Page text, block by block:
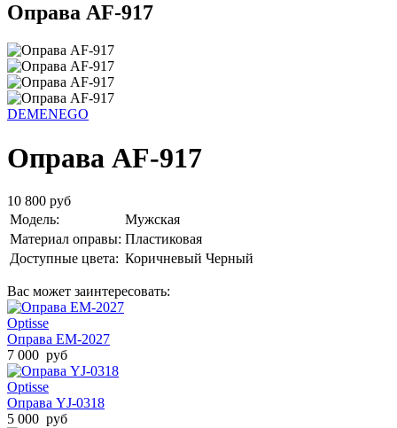
Оправа AF-917
DEMENEGO
Оправа AF-917
10 800 руб
Модель:
Мужская
Материал оправы: Пластиковая
Доступные цвета: Коричневый Черный
Вас может заинтересовать:
Optisse
Оправа EM-2027
7 000 руб
Optisse
Оправа YJ-0318
5 000 руб